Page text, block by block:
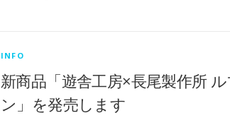
INFO
新商品「遊舎工房×長尾製作所
ン」を発売します